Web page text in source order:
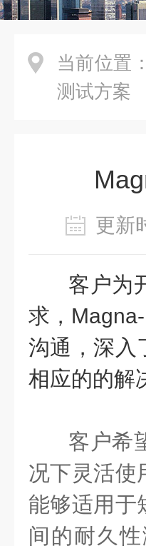
当前位置：
测试方案
更
客户为
求，
沟通，深入
相应的的解
客户希
况下灵活使
能够适用于
间的耐久